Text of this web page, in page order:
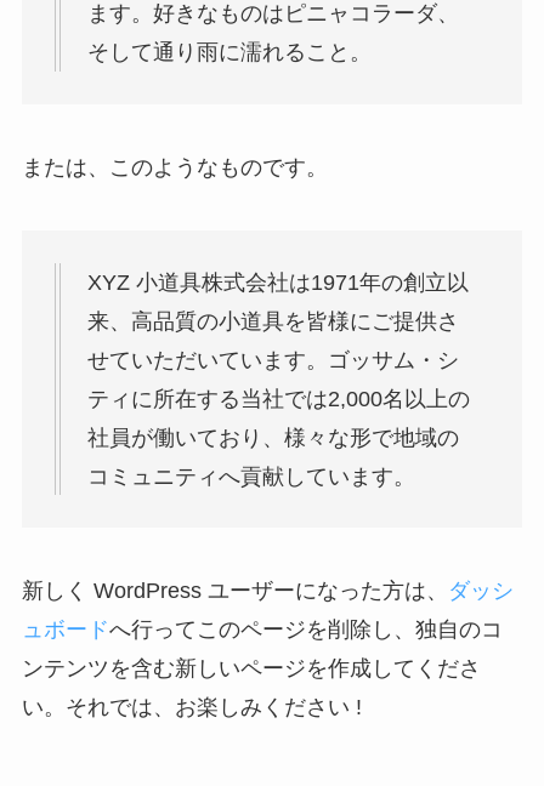
ます。好きなものはピニャコラーダ、
そして通り雨に濡れること。
または、このようなものです。
XYZ 小道具株式会社は1971年の創立以
来、高品質の小道具を皆様にご提供さ
せていただいています。ゴッサム・シ
ティに所在する当社では2,000名以上の
社員が働いており、様々な形で地域の
コミュニティへ貢献しています。
新しく WordPress ユーザーになった方は、
ダッシ
ュボードへ行ってこのページを削除し、独自のコ
ンテンツを含む新しいページを作成してくださ
い。それでは、お楽しみください !